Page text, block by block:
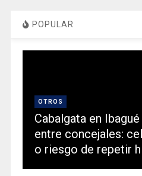
POPULAR
OTROS
Cabalgata en
entre concejales:
o riesgo de repetir